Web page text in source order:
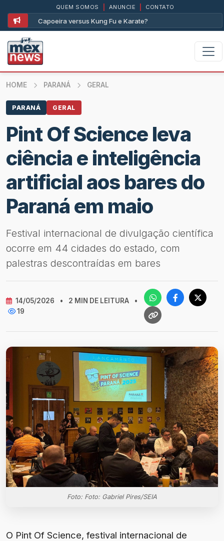
Assim foi com a Lambada e com o avião
QUEM SOMOS ANUNCIE CONTATO
HOME PARANÁ GERAL
PARANÁ GERAL
Pint Of Science leva
ciência e inteligência
artificial aos bares do
Paraná em maio
Festival internacional de divulgação científica
ocorre em 44 cidades do estado, com
palestras descontraídas em bares
14/05/2026 • 2 MIN DE LEITURA
•
19
Foto: Foto: Gabriel Pires/SEIA
O Pint Of Science, festival internacional de